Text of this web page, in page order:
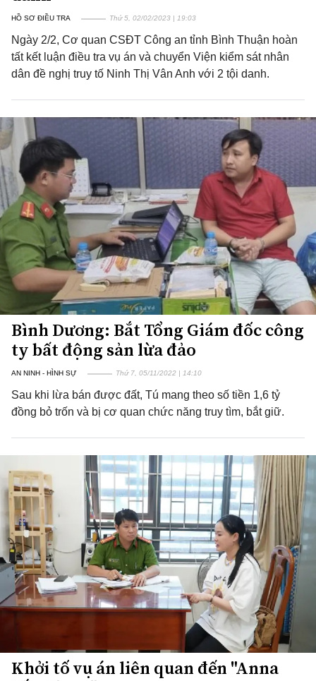
HỒ SƠ ĐIỀU TRA Thứ 5, 02/02/2023 | 19:03
Ngày 2/2, Cơ quan CSĐT Công an tỉnh Bình Thuận hoàn
tất kết luận điều tra vụ án và chuyển Viện kiểm sát nhân
dân đề nghị truy tố Ninh Thị Vân Anh với 2 tội danh.
Bình Dương: Bắt Tổng Giám đốc công
ty bất động sản lừa đảo
AN NINH - HÌNH SỰ Thứ 7, 05/11/2022 | 14:10
Sau khi lừa bán được đất, Tú mang theo số tiền 1,6 tỷ
đồng bỏ trốn và bị cơ quan chức năng truy tìm, bắt giữ.
Khởi tố vụ án liên quan đến "Anna